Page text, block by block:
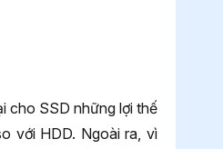
cho SSD những lợi thế
với HDD. Ngoài ra, vì